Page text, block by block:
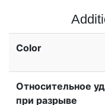
Color
Относительное
при разрыве